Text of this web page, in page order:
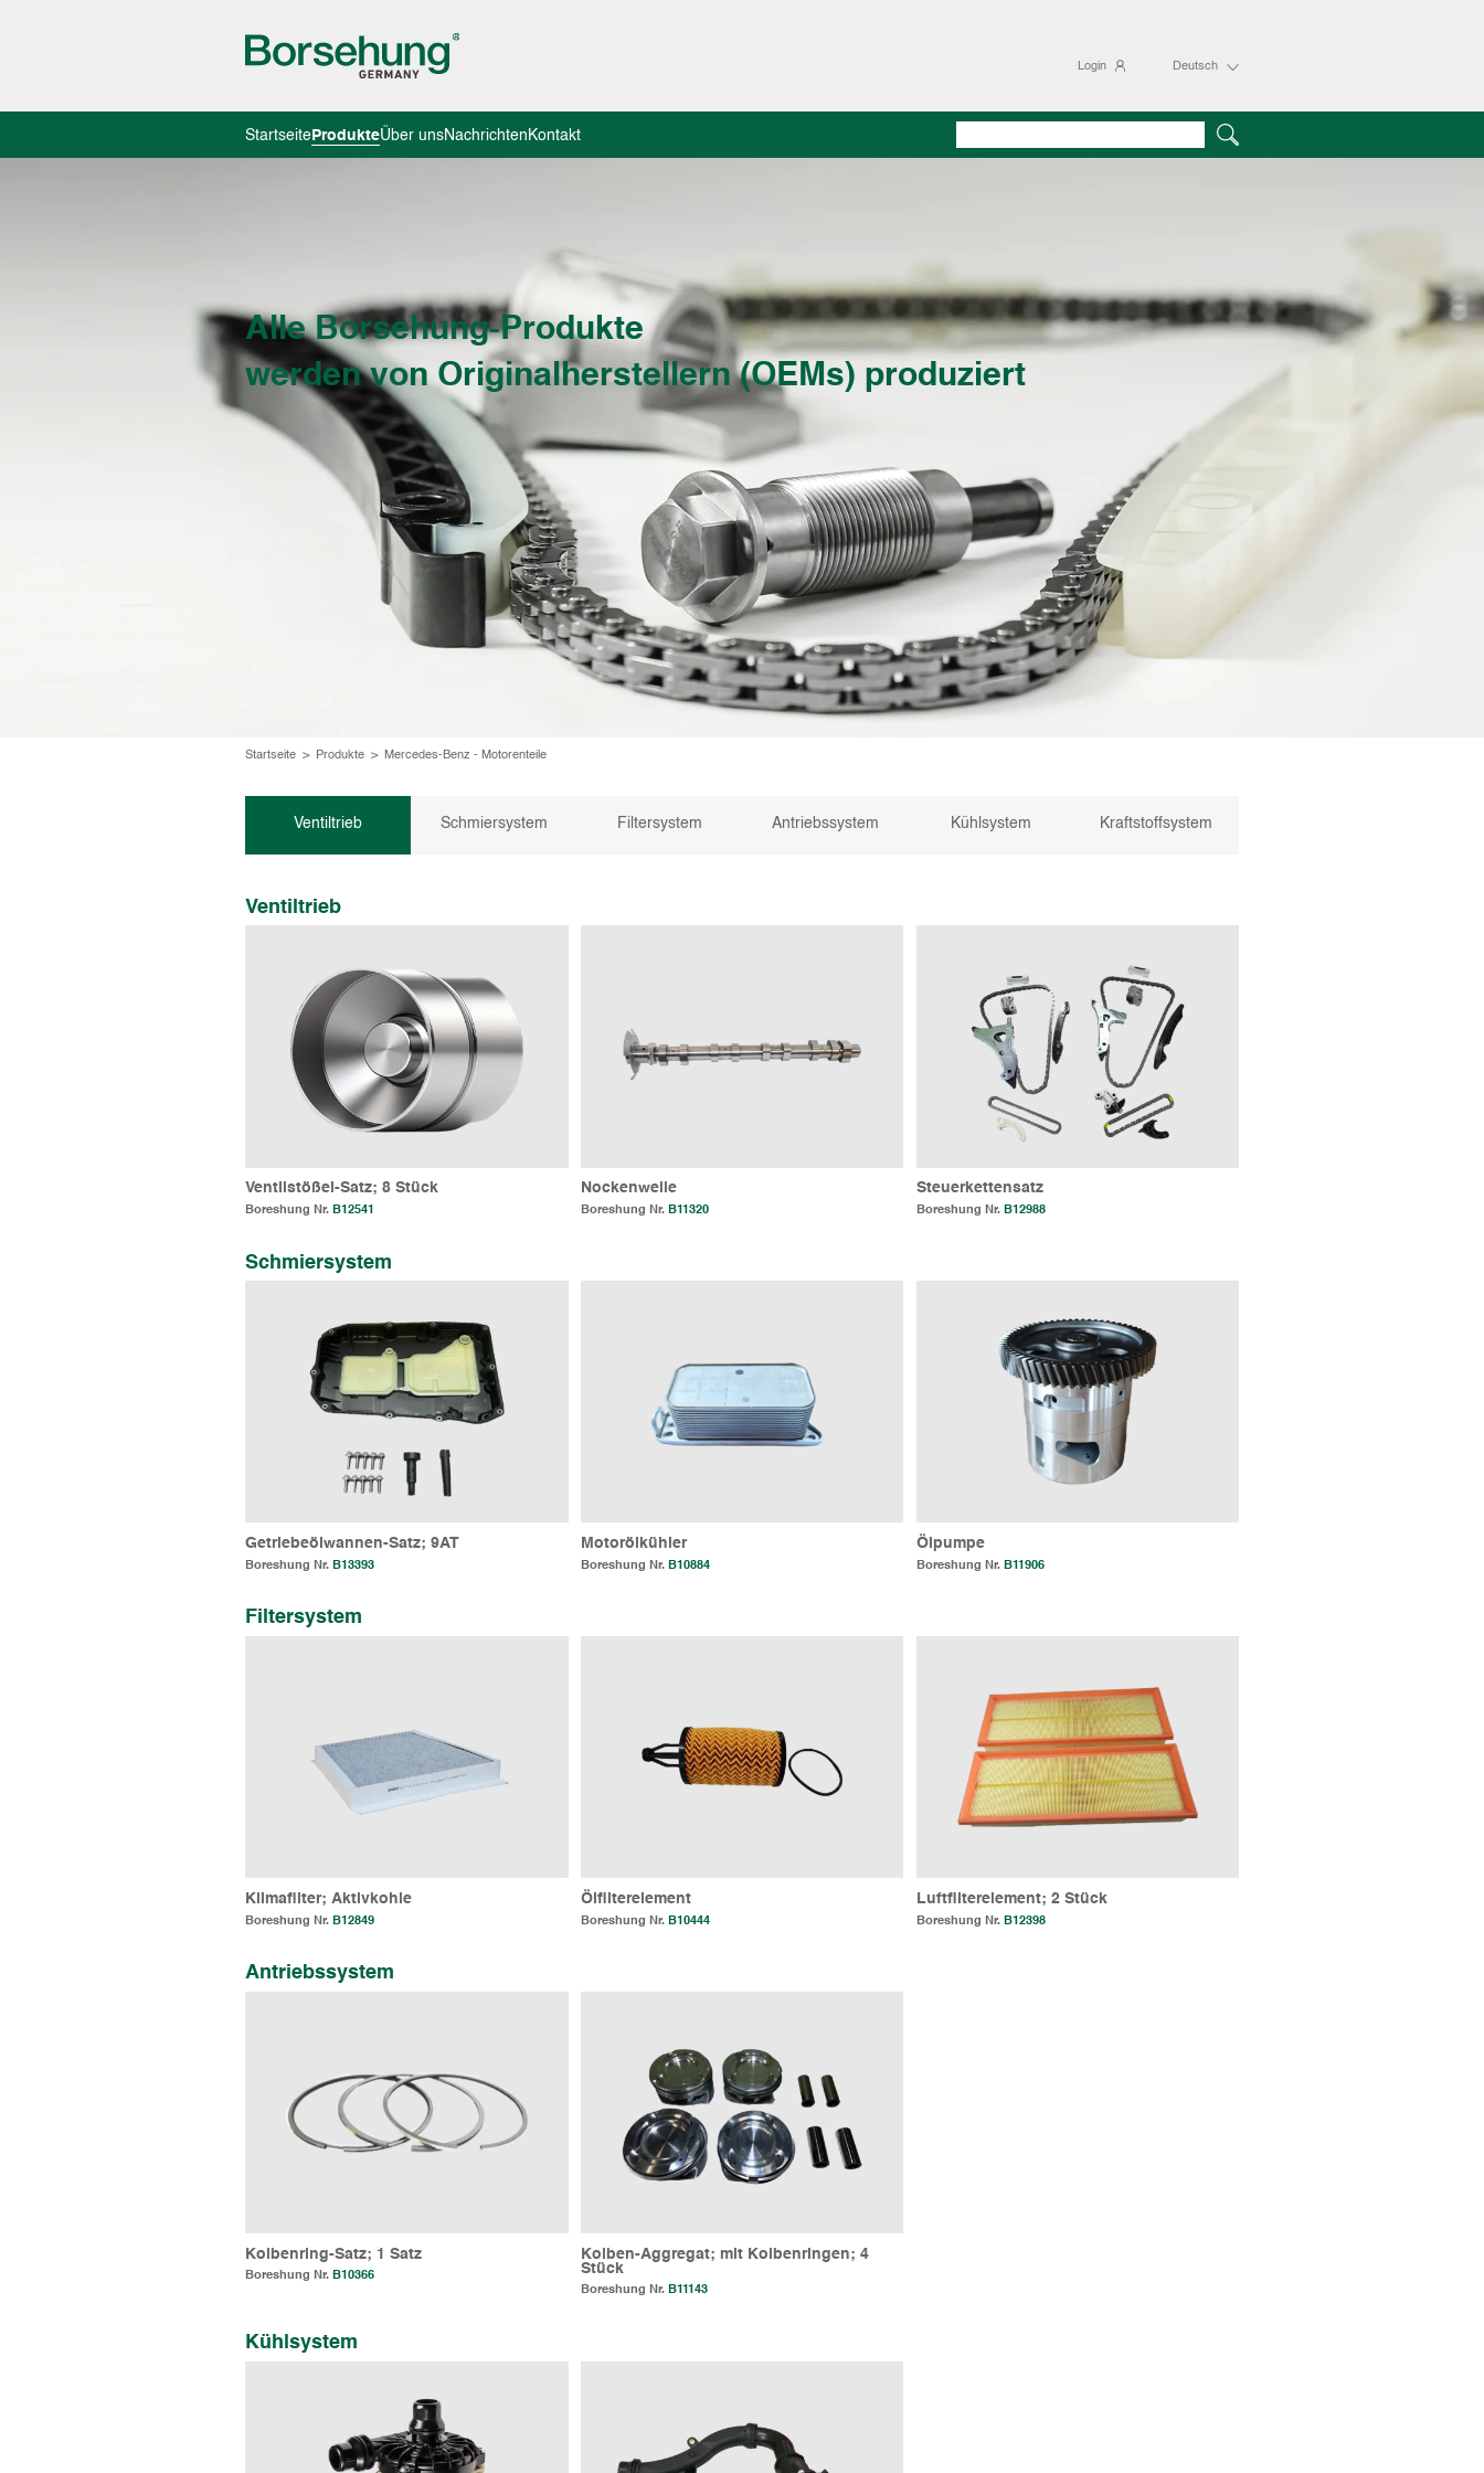
Login Deutsch
Startseite ProdukteÜber uns Nachrichten Kontakt
Alle Borsehung-Produkte
werden von Originalherstellern (OEMs) produziert
Startseite > Produkte > Mercedes-Benz - Motorenteile
Ventiltrieb Schmiersystem Filtersystem Antriebssystem Kühlsystem Kraftstoffsystem
Ventiltrieb
Ventilstößel-Satz; 8 Stück
Boreshung Nr. B12541
Nockenwelle
Boreshung Nr. B11320
Steuerkettensatz
Boreshung Nr. B12988
Schmiersystem
Getriebeölwannen-Satz; 9AT
Boreshung Nr. B13393
Motorölkühler
Boreshung Nr. B10884
Ölpumpe
Boreshung Nr. B11906
Filtersystem
Klimafilter; Aktivkohle
Boreshung Nr. B12849
Ölfilterelement
Boreshung Nr. B10444
Luftfilterelement; 2 Stück
Boreshung Nr. B12398
Antriebssystem
Kolbenring-Satz; 1 Satz
Boreshung Nr. B10366
Kolben-Aggregat; mit Kolbenringen; 4
Stück
Boreshung Nr. B11143
Kühlsystem